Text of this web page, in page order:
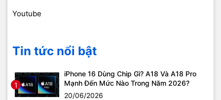
Youtube
Tin tức nổi bật
1
iPhone 16 Dùng Chip Gì? A18 Và A18 Pro
Mạnh Đến Mức Nào Trong Năm 2026?
20/06/2026